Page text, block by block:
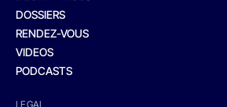
DOSSIERS
RENDEZ-VOUS
VIDEOS
PODCASTS
LEGAL